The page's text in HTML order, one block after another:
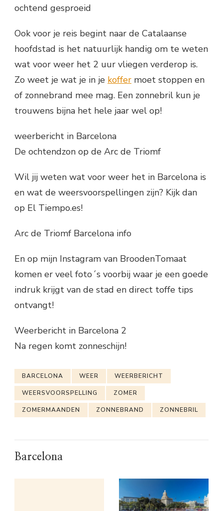
ochtend gesproeid
Ook voor je reis begint naar de Catalaanse
hoofdstad is het natuurlijk handig om te weten
wat voor weer het 2 uur vliegen verderop is.
Zo weet je wat je in je koffer moet stoppen en
of zonnebrand mee mag. Een zonnebril kun je
trouwens bijna het hele jaar wel op!
weerbericht in Barcelona
De ochtendzon op de Arc de Triomf
Wil jij weten wat voor weer het in Barcelona is
en wat de weersvoorspellingen zijn? Kijk dan
op El Tiempo.es!
Arc de Triomf Barcelona info
En op mijn Instagram van BroodenTomaat
komen er veel foto´s voorbij waar je een goede
indruk krijgt van de stad en direct toffe tips
ontvangt!
Weerbericht in Barcelona 2
Na regen komt zonneschijn!
BARCELONA WEER WEERBERICHT
WEERSVOORSPELLING ZOMER
ZOMERMAANDEN ZONNEBRAND ZONNEBRIL
Barcelona